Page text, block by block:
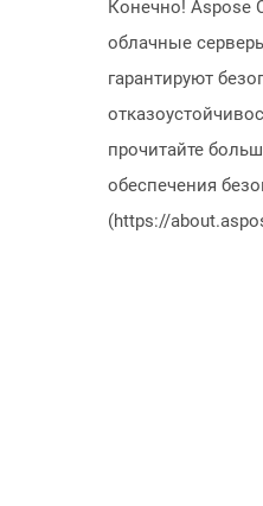
Конечно! Aspose
облачные
гарантируют
прочитайте
обеспечения
(https://